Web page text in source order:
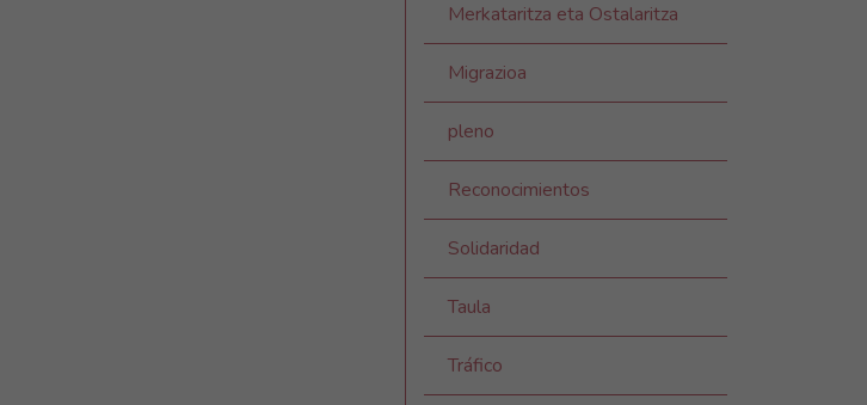
Merkataritza eta Ostalaritza
Migrazioa
pleno
Reconocimientos
Solidaridad
Taula
Tráfico